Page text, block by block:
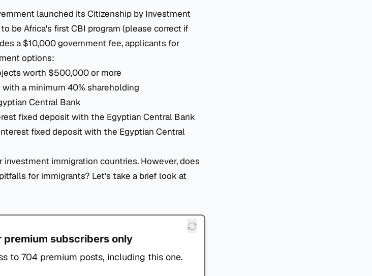
launched its Citizenship by Investment
be Africa's first CBI program (please correct if
a $10,000 government fee, applicants for
options:
worth $500,000 or more
a minimum 40% shareholding
Central Bank
fixed deposit with the Egyptian Central Bank
fixed deposit with the Egyptian Central
investment immigration countries. However, does
for immigrants? Let's take a brief look at
premium subscribers only
to 704 premium posts, including this one.